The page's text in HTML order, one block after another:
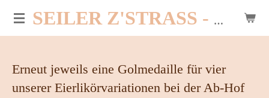
Zum
SEILER Z'STRASS - HOFLADEN PER SELBSTBEDIENUNG
Erneut jeweils eine Golmedaille für vier
unserer Eierlikörvariationen bei der Ab-Hof